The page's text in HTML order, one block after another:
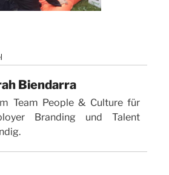
Biendarra
Team People & Culture für
Branding und Talent